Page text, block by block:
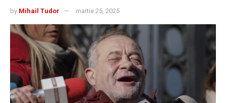
by Mihail Tudor martie 25, 2025